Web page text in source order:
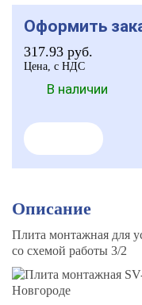
Оформить
317.93 руб.
Цена, с НДС
В наличии
Описание
Плита монтажная для
со схемой работы 3/2